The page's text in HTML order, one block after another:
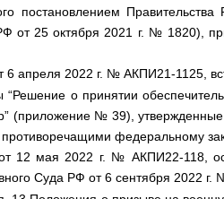
постановлением
от 25 октября 2021 г. № 1820),
апреля 2022 г. № АКПИ21-1125,
о принятии
(приложение № 39),
федеральному
12 мая 2022 г. № АКПИ22-118,
Суда РФ от 6 сентября 2022